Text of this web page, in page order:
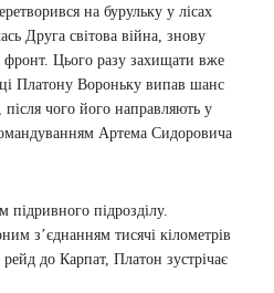
на бурульку у лісах
Друга світова війна, знову
фронт. Цього разу захищати вже
Платону Вороньку випав шанс
чого його направляють у
Артема Сидоровича
підрозділу.
з’єднанням тисячі кілометрів
до Карпат, Платон зустрічає